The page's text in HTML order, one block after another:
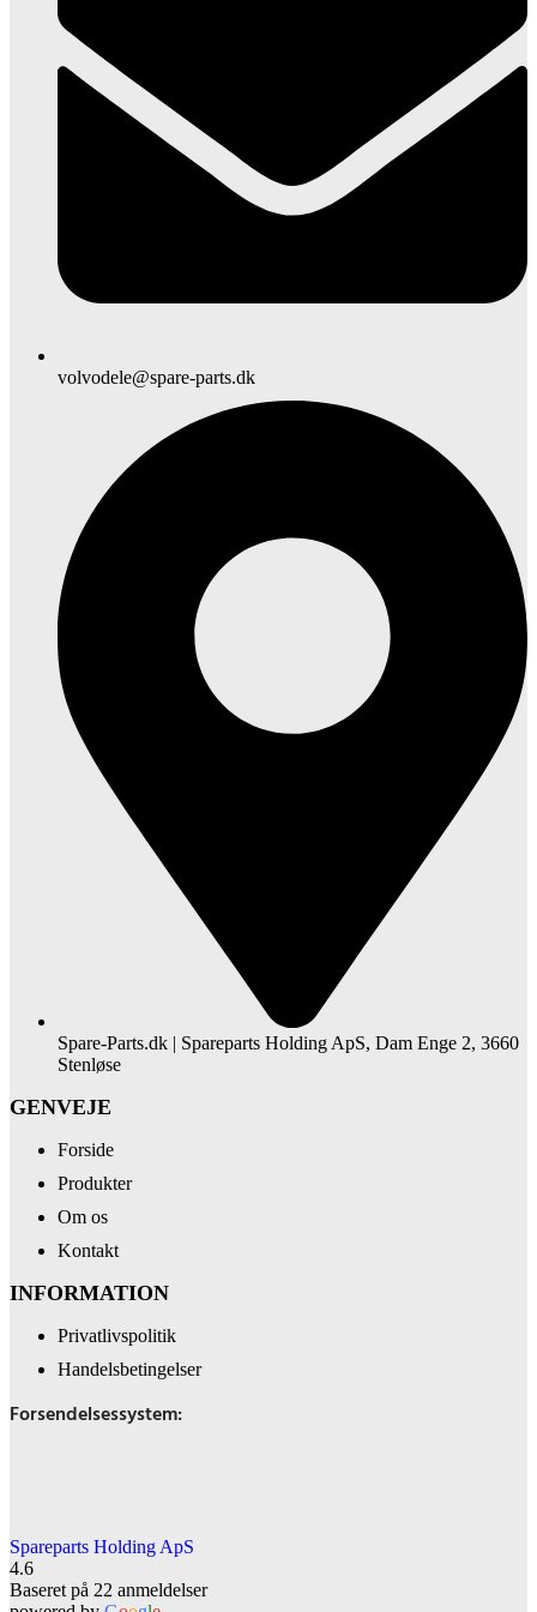
volvodele@spare-parts.dk
Spare-Parts.dk | Spareparts Holding ApS, Dam Enge 2, 3660
Stenløse
GENVEJE
Forside
Produkter
Om os
Kontakt
INFORMATION
Privatlivspolitik
Handelsbetingelser
Forsendelsessystem:
Spareparts Holding ApS
4.6
Baseret på 22 anmeldelser